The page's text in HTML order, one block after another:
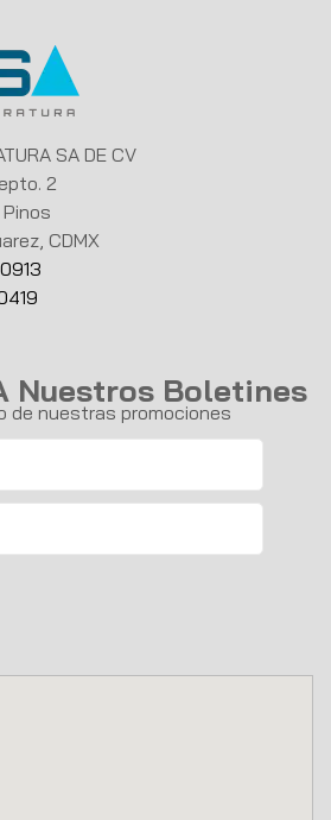
SA DE CV
2
CDMX
Nuestros Boletines
de nuestras promociones